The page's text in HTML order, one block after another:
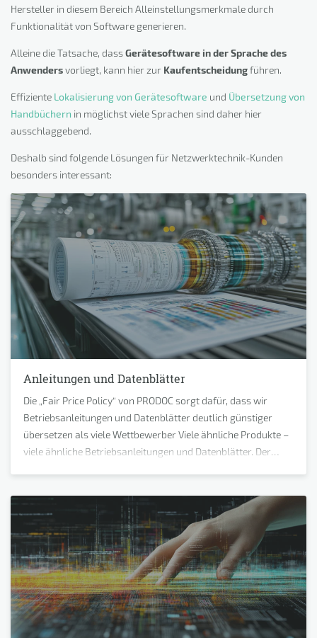
Hersteller in diesem Bereich Alleinstellungsmerkmale durch
Funktionalität von Software generieren.
Alleine die Tatsache, dassGerätesoftware in der Sprache des
Anwendersvorliegt, kann hier zur Kaufentscheidungführen.
Effiziente Lokalisierung von Gerätesoftware und Übersetzung von
Handbüchern in möglichst viele Sprachen sind daher hier
ausschlaggebend.
Deshalb sind folgende Lösungen für Netzwerktechnik-Kunden
besonders interessant:
Anleitungen und Datenblätter
Die „Fair Price Policy“ von PRODOC sorgt dafür, dass wir
Betriebsanleitungen und Datenblätter deutlich günstiger
übersetzen als viele Wettbewerber Viele ähnliche Produkte –
viele ähnliche Betriebsanleitungen und Datenblätter. Der
fairer Abrechnungsmodus hinzu: für Wiederholungen zahlen